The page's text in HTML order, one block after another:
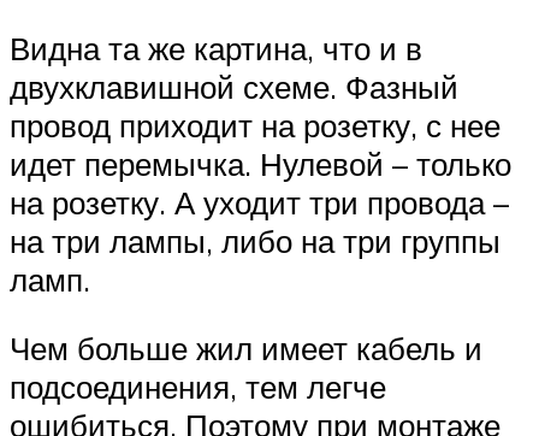
Видна та же картина, что и в
двухклавишной схеме. Фазный
провод приходит на розетку, с нее
идет перемычка. Нулевой – только
на розетку. А уходит три провода –
на три лампы, либо на три группы
ламп.
Чем больше жил имеет кабель и
подсоединения, тем легче
ошибиться. Поэтому при монтаже